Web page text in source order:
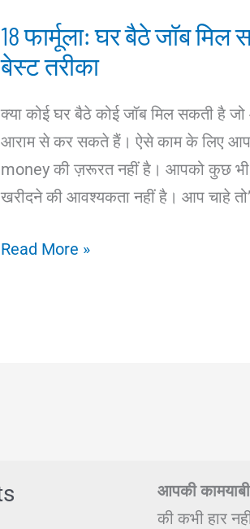
18 फार्मूला: घर बैठे जॉब मिल
बेस्ट तरीका
क्या कोई घर बैठे कोई जॉब मिल सकती है
आराम से कर सकते हैं। ऐसे काम के लिए
money की ज़रूरत नहीं है। आपको कुछ
खरीदने की आवश्यकता नहीं है। आप चाहे
18
तरीका
Read More »
आपकी कामयाबी
की कभी हार